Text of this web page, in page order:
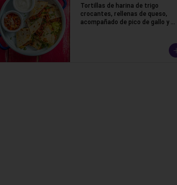
Tortillas de harina de trigo
crocantes, rellenas de queso,
acompañado de pico de gallo y